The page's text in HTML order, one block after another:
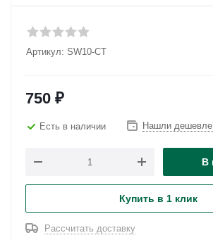
Артикул: SW10-CT
750 ₽
Есть в наличии Нашли
В
Купить в 1 клик
Рассчитать доставку